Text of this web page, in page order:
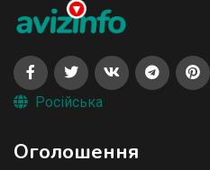
Російська
Оголошення